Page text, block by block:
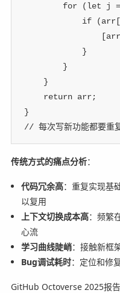
for
(let j =
if
(arr[
[arr
}
}
}
return arr;
}
// 每次写新功能都要重
传统方式的痛点分析：
代码冗余高：重复实现基
以复用
上下文切换成本高：频繁
心流
学习曲线陡峭：接触新框
Bug调试耗时：定位和修
GitHub Octoverse 2025报